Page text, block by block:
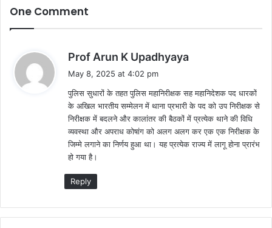
One Comment
Prof Arun K Upadhyaya
s
:
May 8, 2025 at 4:02 pm
पुलिस सुधारों के तहत पुलिस महानिरीक्षक सह महानिदेशक पद धारकों
के अखिल भारतीय सम्मेलन में थाना प्रभारी के पद को उप निरीक्षक से
निरीक्षक में बदलने और कालांतर की बैठकों में प्रत्येक थाने की विधि
व्यवस्था और अपराध कोषांग को अलग अलग कर एक एक निरीक्षक के
जिम्मे लगाने का निर्णय हुआ था। यह प्रत्येक राज्य में लागू होना प्रारंभ
हो गया है।
Reply